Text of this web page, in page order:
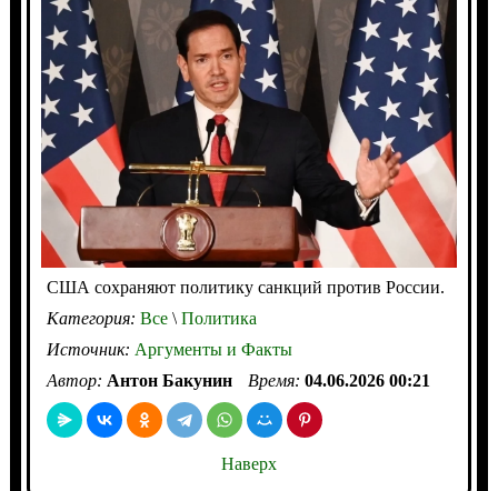
США сохраняют политику санкций против России.
Категория: Все\Политика
Источник: Аргументы и Факты
Автор: Антон Бакунин Время: 04.06.2026 00:21
Наверх